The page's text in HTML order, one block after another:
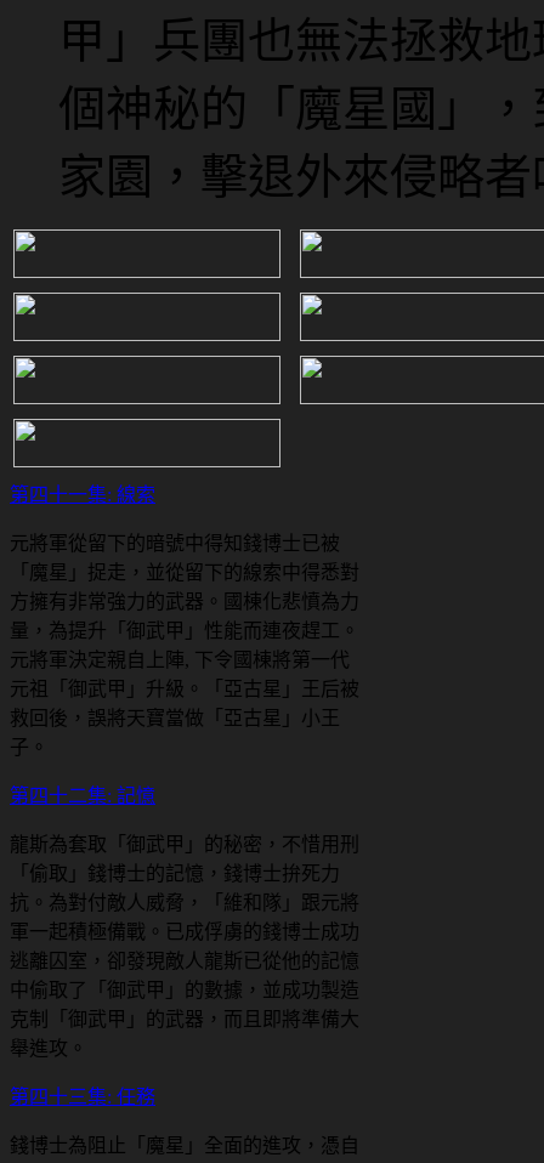
甲」兵團也無法拯救
個神秘的「魔星國」
家園，擊退外來侵略
第四十一集: 線索
元將軍從留下的暗號中得知錢博士已被
「魔星」捉走，並從留下的線索中得悉對
方擁有非常強力的武器。國棟化悲憤為力
量，為提升「御武甲」性能而連夜趕工。
元將軍決定親自上陣, 下令國棟將第一代
元祖「御武甲」升級。「亞古星」王后被
救回後，誤將天寶當做「亞古星」小王
子。
第四十二集: 記憶
龍斯為套取「御武甲」的秘密，不惜用刑
「偷取」錢博士的記憶，錢博士拚死力
抗。為對付敵人威脅，「維和隊」跟元將
軍一起積極備戰。已成俘虜的錢博士成功
逃離囚室，卻發現敵人龍斯已從他的記憶
中偷取了「御武甲」的數據，並成功製造
克制「御武甲」的武器，而且即將準備大
舉進攻。
第四十三集: 任務
錢博士為阻止「魔星」全面的進攻，憑自